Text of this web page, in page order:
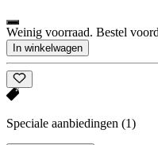
Weinig voorraad. Bestel
In winkelwagen
Speciale aanbiedingen (1)